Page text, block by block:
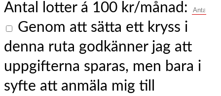
Antal lotter á 100 kr/månad:
Genom att sätta ett kryss i
denna ruta godkänner jag att
uppgifterna sparas, men bara i
syfte att anmäla mig till